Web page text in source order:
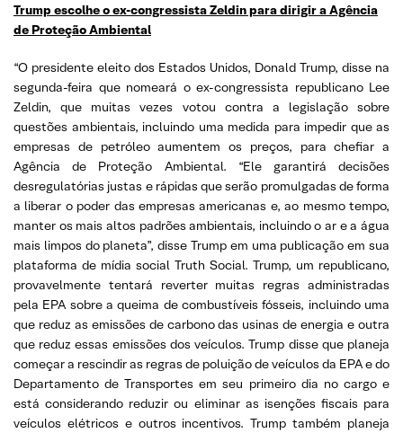
Trump escolhe o ex-congressista Zeldin para dirigir a Agência
de Proteção Ambiental
“O presidente eleito dos Estados Unidos, Donald Trump, disse na
segunda-feira que nomeará o ex-congressista republicano Lee
Zeldin, que muitas vezes votou contra a legislação sobre
questões ambientais, incluindo uma medida para impedir que as
empresas de petróleo aumentem os preços, para chefiar a
Agência de Proteção Ambiental. “Ele garantirá decisões
desregulatórias justas e rápidas que serão promulgadas de forma
a liberar o poder das empresas americanas e, ao mesmo tempo,
manter os mais altos padrões ambientais, incluindo o ar e a água
mais limpos do planeta”, disse Trump em uma publicação em sua
plataforma de mídia social Truth Social. Trump, um republicano,
provavelmente tentará reverter muitas regras administradas
pela EPA sobre a queima de combustíveis fósseis, incluindo uma
que reduz as emissões de carbono das usinas de energia e outra
que reduz essas emissões dos veículos. Trump disse que planeja
começar a rescindir as regras de poluição de veículos da EPA e do
Departamento de Transportes em seu primeiro dia no cargo e
está considerando reduzir ou eliminar as isenções fiscais para
veículos elétricos e outros incentivos. Trump também planeja